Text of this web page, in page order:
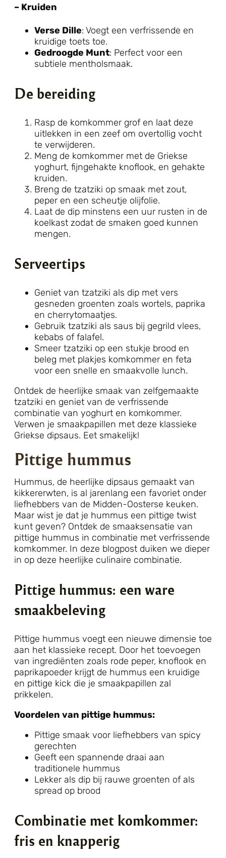
– Kruiden
Verse Dille: Voegt een verfrissende en
kruidige toets toe.
Gedroogde Munt: Perfect voor een
subtiele mentholsmaak.
De bereiding
Rasp de komkommer grof en laat deze
uitlekken in een zeef om overtollig vocht
te verwijderen.
Meng de komkommer met de Griekse
yoghurt, fijngehakte knoflook, en gehakte
kruiden.
Breng de tzatziki op smaak met zout,
peper en een scheutje olijfolie.
Laat de dip minstens een uur rusten in de
koelkast zodat de smaken goed kunnen
mengen.
Serveertips
Geniet van tzatziki als dip met vers
gesneden groenten zoals wortels, paprika
en cherrytomaatjes.
Gebruik tzatziki als saus bij gegrild vlees,
kebabs of falafel.
Smeer tzatziki op een stukje brood en
beleg met plakjes komkommer en feta
voor een snelle en smaakvolle lunch.
Ontdek de heerlijke smaak van zelfgemaakte
tzatziki en geniet van de verfrissende
combinatie van yoghurt en komkommer.
Verwen je smaakpapillen met deze klassieke
Griekse dipsaus. Eet smakelijk!
Pittige hummus
Hummus, de heerlijke dipsaus gemaakt van
kikkererwten, is al jarenlang een favoriet onder
liefhebbers van de Midden-Oosterse keuken.
Maar wist je dat je hummus een pittige twist
kunt geven? Ontdek de smaaksensatie van
pittige hummus in combinatie met verfrissende
komkommer. In deze blogpost duiken we dieper
in op deze heerlijke culinaire combinatie.
Pittige hummus: een ware
smaakbeleving
Pittige hummus voegt een nieuwe dimensie toe
aan het klassieke recept. Door het toevoegen
van ingrediënten zoals rode peper, knoflook en
paprikapoeder krijgt de hummus een kruidige
en pittige kick die je smaakpapillen zal
prikkelen.
Voordelen van pittige hummus:
Pittige smaak voor liefhebbers van spicy
gerechten
Geeft een spannende draai aan
traditionele hummus
Lekker als dip bij rauwe groenten of als
spread op brood
Combinatie met komkommer:
fris en knapperig